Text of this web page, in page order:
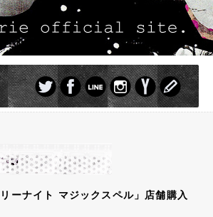
ーナイト マジックスペル」店舗購入